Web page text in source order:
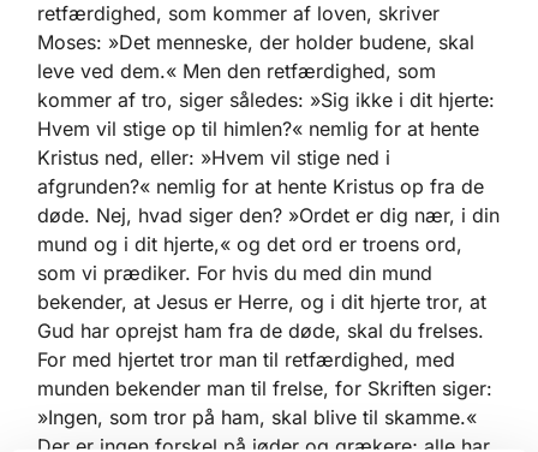
retfærdighed, som kommer af loven, skriver
Moses: »Det menneske, der holder budene, skal
leve ved dem.« Men den retfærdighed, som
kommer af tro, siger således: »Sig ikke i dit hjerte:
Hvem vil stige op til himlen?« nemlig for at hente
Kristus ned, eller: »Hvem vil stige ned i
afgrunden?« nemlig for at hente Kristus op fra de
døde. Nej, hvad siger den? »Ordet er dig nær, i din
mund og i dit hjerte,« og det ord er troens ord,
som vi prædiker. For hvis du med din mund
bekender, at Jesus er Herre, og i dit hjerte tror, at
Gud har oprejst ham fra de døde, skal du frelses.
For med hjertet tror man til retfærdighed, med
munden bekender man til frelse, for Skriften siger:
»Ingen, som tror på ham, skal blive til skamme.«
Der er ingen forskel på jøder og grækere; alle har